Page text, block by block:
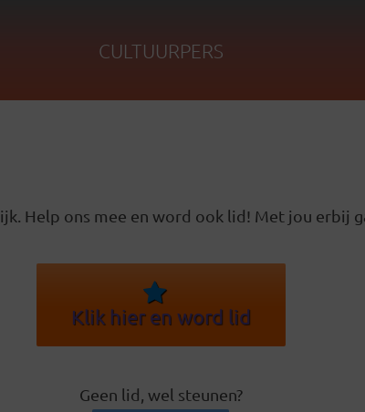
CULTUURPERS
Help ons mee en word ook lid! Met jou erbij
Klik hier en word lid
Geen lid, wel steunen?